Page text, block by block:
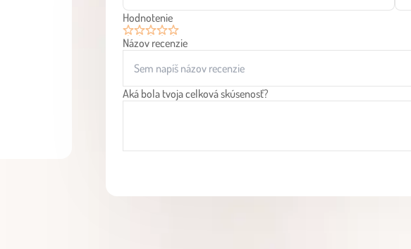
Hodnotenie
1 2 3 4 5
Názov recenzie
Aká bola tvoja celková skúsenosť?